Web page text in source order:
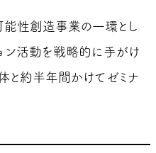
性創造事業の一環とし
ン活動を戦略的に手がけ
と約半年間かけてゼミナ